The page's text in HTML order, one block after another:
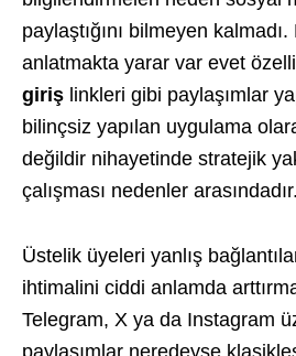
paylaştığını bilmeyen
anlatmakta yarar var evet
giriş linkleri gibi paylaşımlar
bilinçsiz yapılan uygulama
değildir nihayetinde stratejik
çalışması nedenler arasındadır.
Üstelik üyeleri yanlış
ihtimalini ciddi anlamda
Telegram, X ya da Instagram
paylaşımlar neredeyse